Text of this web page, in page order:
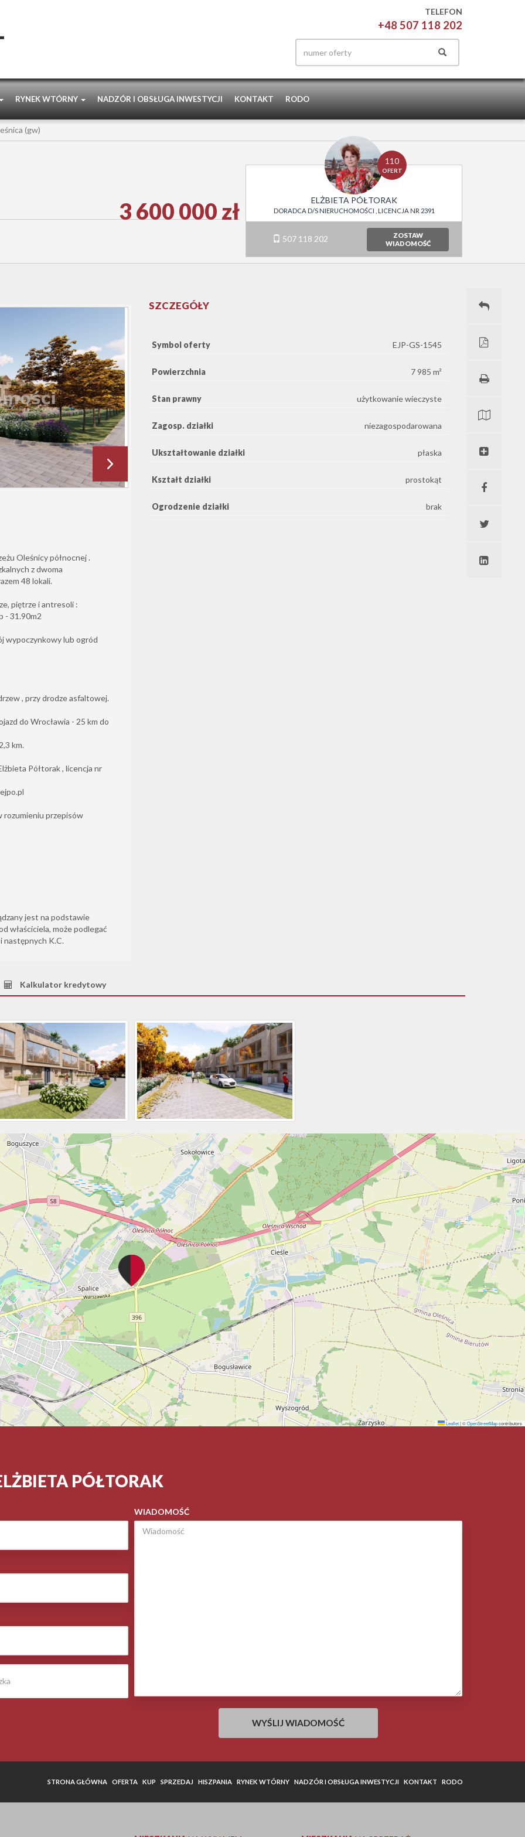
TELEFON
+48 507 118 202
RYNEK WTÓRNY NADZÓR I OBSŁUGA INWESTYCJI KONTAKT RODO
(gw)
3 600 000 zł
110
OFERT
ELŻBIETA PÓŁTORAK
DORADCA D/S NIERUCHOMOŚCI , LICENCJA NR 2391
507 118 202
ZOSTAW
WIADOMOŚĆ
Oleśnicy północnej .
z dwoma
48 lokali.
piętrze i antresoli :
- 31.90m2
wypoczynkowy lub ogród
, przy drodze asfaltowej.
do Wrocławia - 25 km do
km.
Półtorak , licencja nr
przepisów
jest na podstawie
właściciela, może podlegać
następnych K.C.
SZCZEGÓŁY
Symbol oferty EJP-GS-1545
Powierzchnia 7 985 m²
Stan prawny użytkowanie wieczyste
Zagosp. działki niezagospodarowana
Ukształtowanie działki płaska
Kształt działki prostokąt
Ogrodzenie działki brak
Kalkulator kredytowy
Leaflet|©OpenStreetMapcontributors
PÓŁTORAK
WIADOMOŚĆ
STRONA GŁÓWNA OFERTA KUP SPRZEDAJ HISZPANIA RYNEK WTÓRNY NADZÓR I OBSŁUGA INWESTYCJI KONTAKT RODO